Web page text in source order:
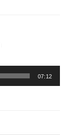
07:12